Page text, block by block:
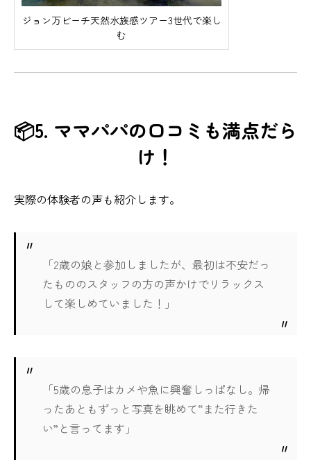
ジョン万ビーチ天然水族感ツアー3世代で楽し
む
📦5. ママパパの口コミも満点だら
け！
実際の体験者の声も紹介します。
「2歳の娘と参加しましたが、最初は不安だっ
たもののスタッフの方の声かけでリラックス
して楽しめていました！」
「5歳の息子はカメや魚に興奮しっぱなし。帰
ったあともずっと写真を眺めて“また行きた
い”と言ってます」